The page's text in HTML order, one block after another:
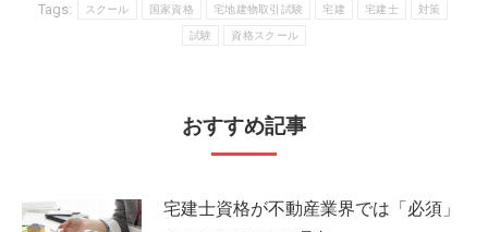
Tags: スクール 国家資格 宅地建物取引試験 宅建 宅建士 対策
試験 資格スクール
おすすめ記事
宅建士資格が不動産業界では「必須」